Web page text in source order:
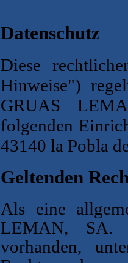
Datenschutz
Diese
Hinweise")
GRUAS
folgenden
43140 la Pobla
Geltenden
Als eine
LEMAN, SA.
vorhanden,